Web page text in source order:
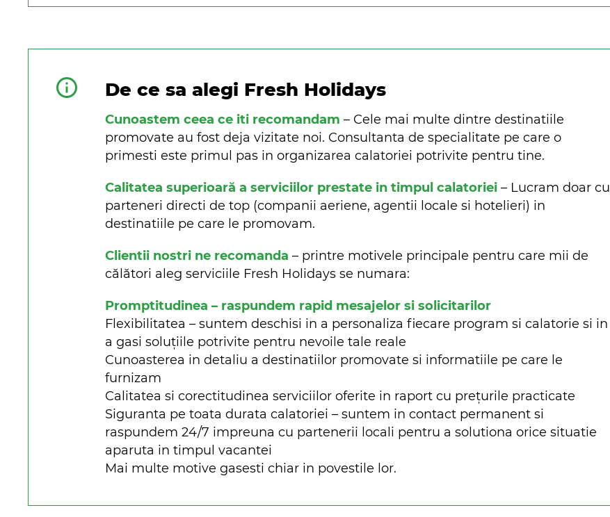
De ce sa alegi Fresh Holidays
Cunoastem ceea ce iti recomandam – Cele mai multe dintre destinatiile
promovate au fost deja vizitate noi. Consultanta de specialitate pe care o
primesti este primul pas in organizarea calatoriei potrivite pentru tine.
Calitatea superioară a serviciilor prestate in timpul calatoriei – Lucram doar cu
parteneri directi de top (companii aeriene, agentii locale si hotelieri) in
destinatiile pe care le promovam.
Clientii nostri ne recomanda – printre motivele principale pentru care mii de
călători aleg serviciile Fresh Holidays se numara:
Promptitudinea – raspundem rapid mesajelor si solicitarilor
Flexibilitatea – suntem deschisi in a personaliza fiecare program si calatorie si in
a gasi soluțiile potrivite pentru nevoile tale reale
Cunoasterea in detaliu a destinatiilor promovate si informatiile pe care le
furnizam
Calitatea si corectitudinea serviciilor oferite in raport cu prețurile practicate
Siguranta pe toata durata calatoriei – suntem in contact permanent si
raspundem 24/7 impreuna cu partenerii locali pentru a solutiona orice situatie
aparuta in timpul vacantei
Mai multe motive gasesti chiar in povestile lor.